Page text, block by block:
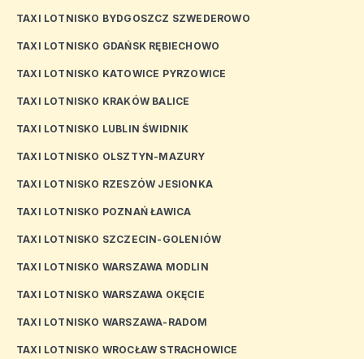
TAXI LOTNISKO BYDGOSZCZ SZWEDEROWO
TAXI LOTNISKO GDAŃSK RĘBIECHOWO
TAXI LOTNISKO KATOWICE PYRZOWICE
TAXI LOTNISKO KRAKÓW BALICE
TAXI LOTNISKO LUBLIN ŚWIDNIK
TAXI LOTNISKO OLSZTYN-MAZURY
TAXI LOTNISKO RZESZÓW JESIONKA
TAXI LOTNISKO POZNAŃ ŁAWICA
TAXI LOTNISKO SZCZECIN-GOLENIÓW
TAXI LOTNISKO WARSZAWA MODLIN
TAXI LOTNISKO WARSZAWA OKĘCIE
TAXI LOTNISKO WARSZAWA-RADOM
TAXI LOTNISKO WROCŁAW STRACHOWICE